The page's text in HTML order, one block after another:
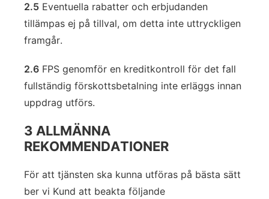
2.5 Eventuella rabatter och erbjudanden
tillämpas ej på tillval, om detta inte uttryckligen
framgår.
2.6 FPS genomför en kreditkontroll för det fall
fullständig förskottsbetalning inte erläggs innan
uppdrag utförs.
3 ALLMÄNNA
REKOMMENDATIONER
För att tjänsten ska kunna utföras på bästa sätt
ber vi Kund att beakta följande